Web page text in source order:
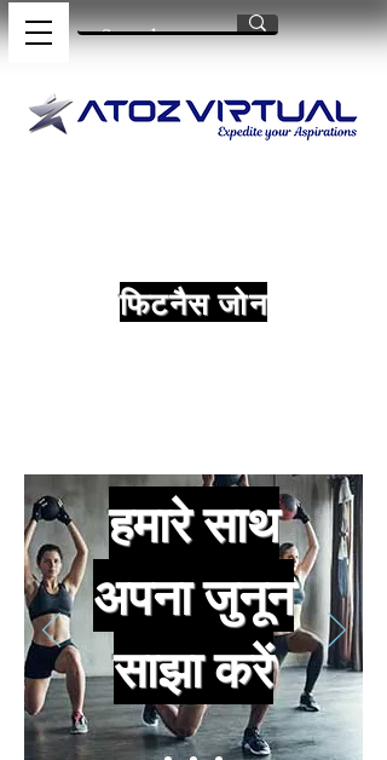
फिटनैस जोन
हमारे साथ
अपना जुनून
साझा करें